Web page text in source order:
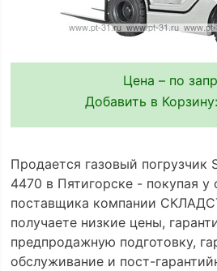
Цена – по
Добавить в Корзину:
Продается газовый погрузчик
4470 в Пятигорске - покупая у
поставщика компании
получаете низкие цены,
предпродажную подготовку,
обслуживание и пост-